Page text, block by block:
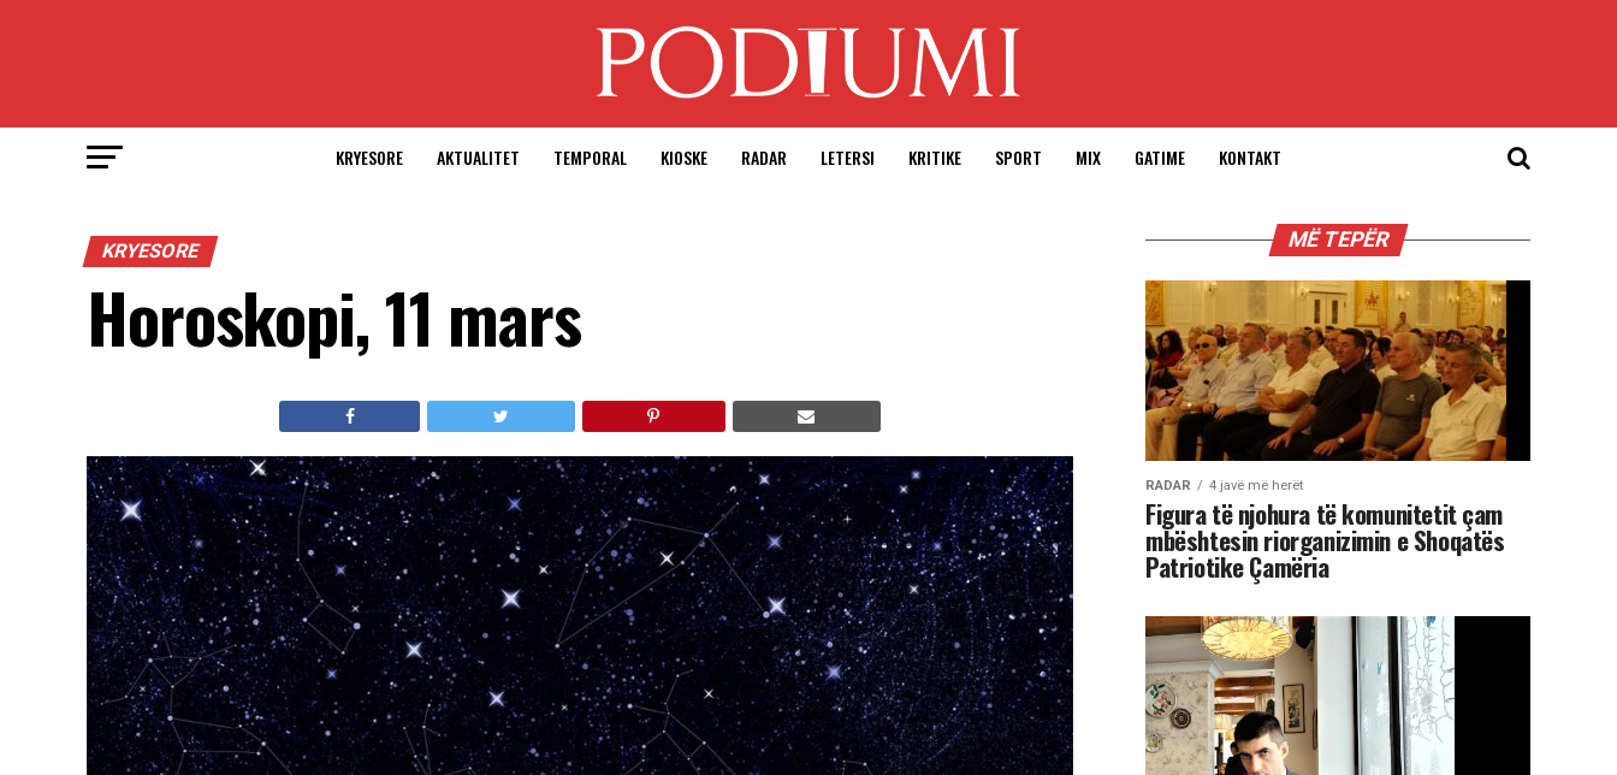
KRYESORE AKTUALITET TEMPORAL KIOSKE RADAR LETERSI KRITIKE SPORT MIX GATIME KONTAKT
KRYESORE
Horoskopi, 11 mars
MË TEPËR
RADAR 4 javë më herët
Figura të njohura të komunitetit çam
mbështesin riorganizimin e Shoqatës
Patriotike Çamëria